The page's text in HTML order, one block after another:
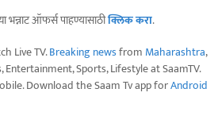
भन्नाट ऑफर्स पाहण्यासाठीक्लिक करा.
Live TV.Breaking newsfrom Maharashtra,
Entertainment, Sports, Lifestyle at SaamTV.
Download the Saam Tv app forAndroid